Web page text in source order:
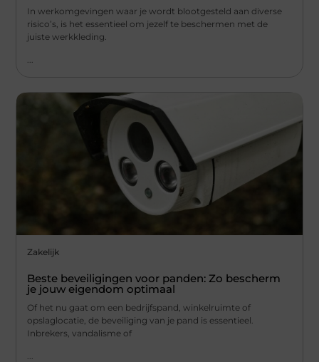
In werkomgevingen waar je wordt blootgesteld aan diverse
risico’s, is het essentieel om jezelf te beschermen met de
juiste werkkleding.
Zakelijk
Beste beveiligingen voor panden: Zo bescherm
je jouw eigendom optimaal
Of het nu gaat om een bedrijfspand, winkelruimte of
opslaglocatie, de beveiliging van je pand is essentieel.
Inbrekers, vandalisme of
...